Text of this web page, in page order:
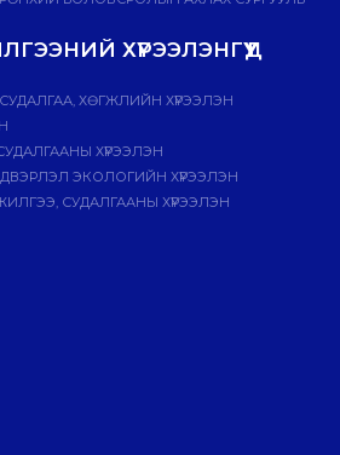
ХҮРЭЭЛЭНГҮҮД
ХӨГЖЛИЙН ХҮРЭЭЛЭН
ХҮРЭЭЛЭН
ЭКОЛОГИЙН ХҮРЭЭЛЭН
СУДАЛГААНЫ ХҮРЭЭЛЭН